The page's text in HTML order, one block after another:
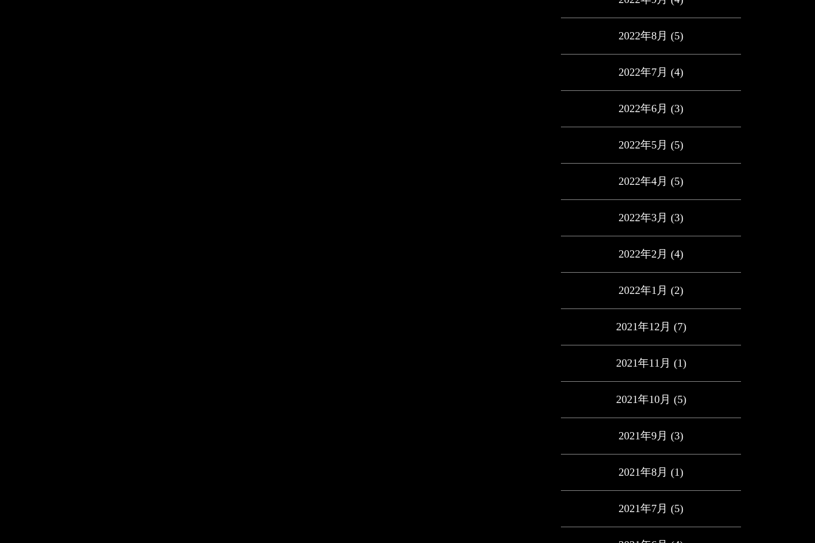
2022年8月 (5)
2022年7月 (4)
2022年6月 (3)
2022年5月 (5)
2022年4月 (5)
2022年3月 (3)
2022年2月 (4)
2022年1月 (2)
2021年12月 (7)
2021年11月 (1)
2021年10月 (5)
2021年9月 (3)
2021年8月 (1)
2021年7月 (5)